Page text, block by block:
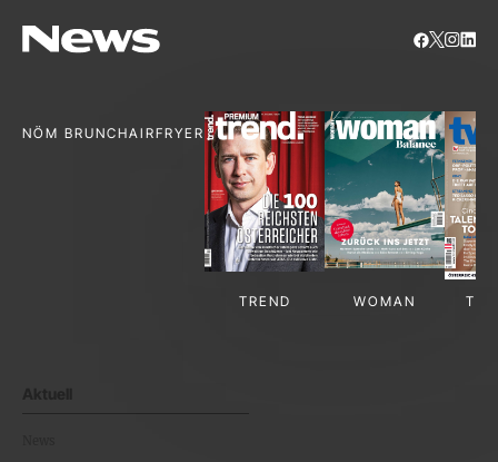
NÖM BRUNCHAIRFRYER
TREND WOMAN TV-